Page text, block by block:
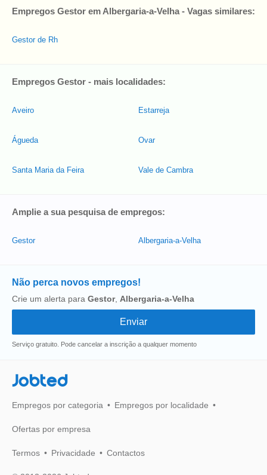
Empregos Gestor em Albergaria-a-Velha - Vagas similares:
Gestor de Rh
Empregos Gestor - mais localidades:
Aveiro
Águeda
Santa Maria da Feira
Estarreja
Ovar
Vale de Cambra
Amplie a sua pesquisa de empregos:
Gestor Albergaria-a-Velha
Não perca novos empregos!
Crie um alerta para Gestor, Albergaria-a-Velha
Serviço gratuito. Pode cancelar a inscrição a qualquer momento
Jobted
Empregos por categoria Empregos por localidade
Ofertas por empresa
Termos Privacidade Contactos